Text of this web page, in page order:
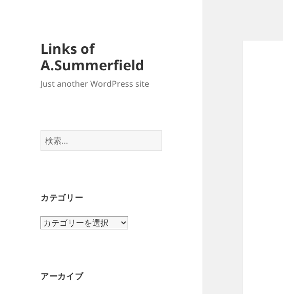
Links of
A.Summerfield
Just another WordPress site
検
索:
カテゴリー
カ
ー
アーカイブ